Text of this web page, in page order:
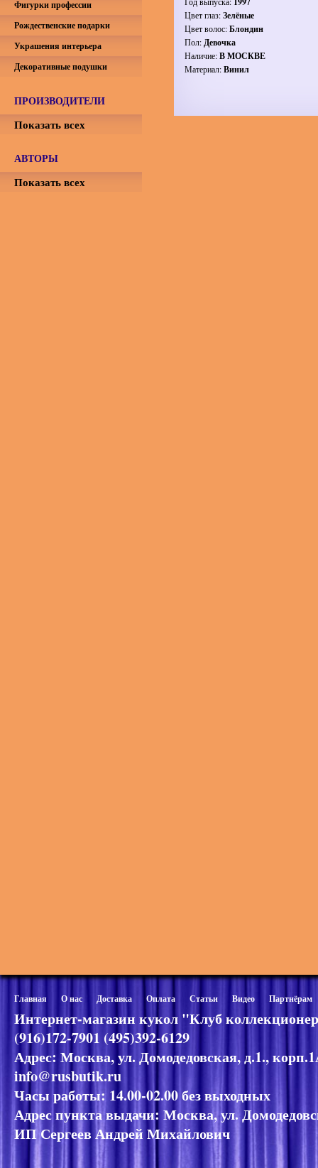
Цвет глаз:Зелёные
Цвет волос:Блондин
Пол:Девочка
Наличие:В МОСКВЕ
Материал:Винил
Фигурки профессии
Рождественские подарки
Украшения интерьера
Декоративные подушки
ПРОИЗВОДИТЕЛИ
Показать всех
АВТОРЫ
Показать всех
Главная О нас Доставка Оплата Статьи Видео Партнёрам
Интернет-магазин кукол "Клуб
(916)172-7901 (495)392-6129
Адрес: Москва, ул. Домодедовская, д.1.,
info@rusbutik.ru
Часы работы: 14.00-02.00 без выходных
Адрес пункта выдачи: Москва, ул.
ИП Сергеев Андрей Михайлович